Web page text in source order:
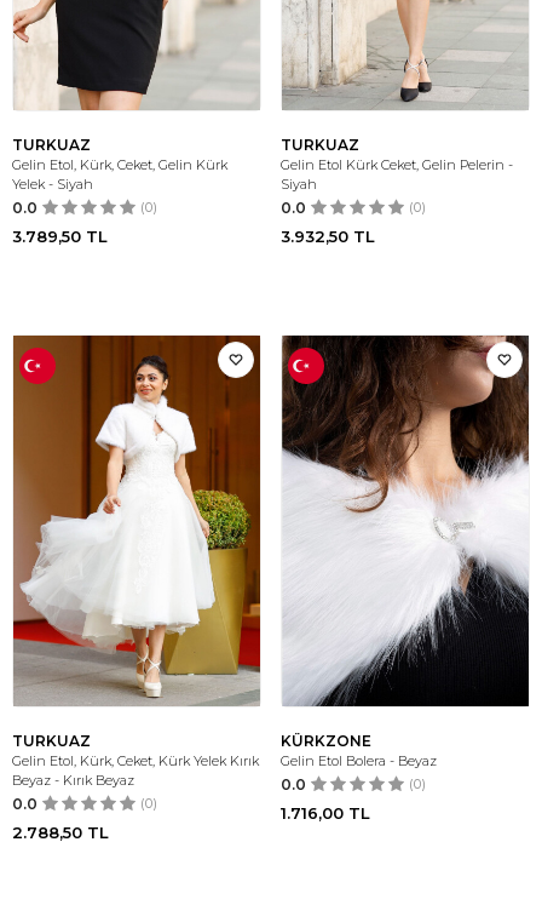
TURKUAZ
Gelin Etol, Kürk, Ceket, Gelin Kürk
Yelek - Siyah
0.0 (0)
3.789,50 TL
TURKUAZ
Gelin Etol Kürk Ceket, Gelin Pelerin -
Siyah
0.0 (0)
3.932,50 TL
TURKUAZ
Gelin Etol, Kürk, Ceket, Kürk Yelek Kırık
Beyaz - Kırık Beyaz
0.0 (0)
2.788,50 TL
KÜRKZONE
Gelin Etol Bolera - Beyaz
0.0 (0)
1.716,00 TL